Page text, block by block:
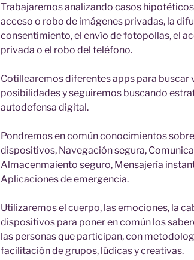
Trabajaremos analizando casos
acceso o robo de imágenes privadas, la
consentimiento, el envío de fotopollas, el
privada o el robo del teléfono.
Cotillearemos diferentes apps para buscar
posibilidades y seguiremos buscando
autodefensa digital.
Pondremos en común conocimientos
dispositivos, Navegación segura,
Almacenmaiento seguro, Mensajería
Aplicaciones de emergencia.
Utilizaremos el cuerpo, las emociones, la
dispositivos para poner en común los
las personas que participan, con
facilitación de grupos, lúdicas y creativas.